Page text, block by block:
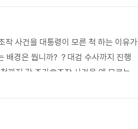
작 사건을 대통령이 모른 척 하는 이유가
배경은 뭡니까? ？대검 수사까지 진행
까지 간 주가@조작 사건을 왜 모르는
이유가 궁금합니다. ？주가조작 사건
건 왜 모른 척 하시는지요? ？ 대검찰